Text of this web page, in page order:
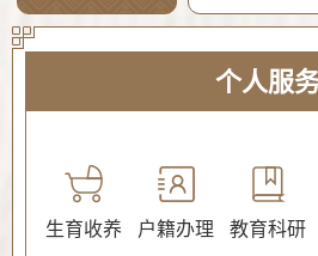
个人服
生育收养 户籍办理 教育科研